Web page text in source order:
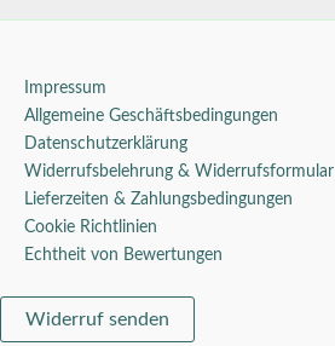
Impressum
Allgemeine Geschäftsbedingungen
Datenschutzerklärung
Widerrufsbelehrung & Widerrufsformular
Lieferzeiten & Zahlungsbedingungen
Cookie Richtlinien
Echtheit von Bewertungen
Widerruf senden